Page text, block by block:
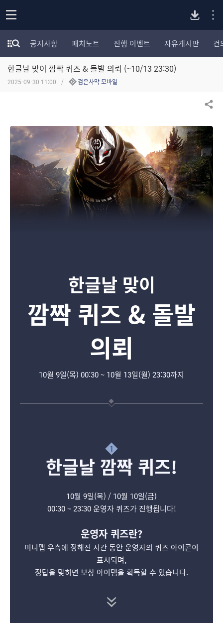
p
e
n
다
운
로
드
모
험
가
포
리
전
체
보
기
공지사항 패치노트 진행 이벤트 자유게시판 건
한글날 맞이 깜짝 퀴즈 & 돌발 의뢰 (~10/13 23:30)
2025-09-30 11:00 검은사막 모바일
공유하기
한글날 맞이
깜짝 퀴즈 & 돌발
의뢰
10월 9일(목) 00:30 ~ 10월 13일(월) 23:30까지
1
한글날 깜짝 퀴즈!
10월 9일(목) / 10월 10일(금)
00:30 ~ 23:30 운영자 퀴즈가 진행됩니다!
운영자 퀴즈란?
미니맵 우측에 정해진 시간 동안 운영자의 퀴즈 아이콘이
표시되며,
정답을 맞히면 보상 아이템을 획득할 수 있습니다.